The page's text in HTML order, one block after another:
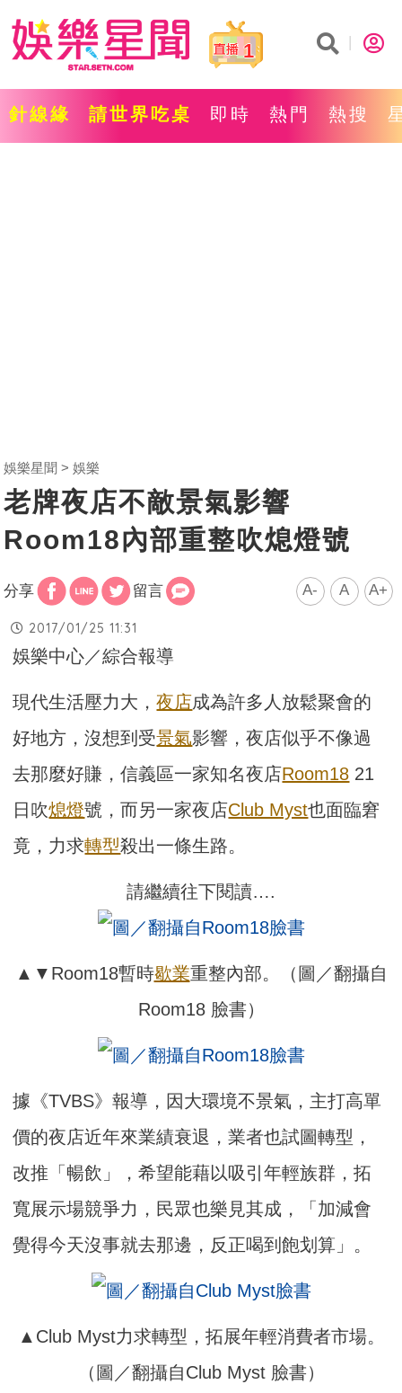
1
針線緣 請世界吃桌 即時 熱門 熱搜
娛樂星聞 娛樂
老牌夜店不敵景氣影響
Room18內部重整吹熄燈號
分享 留言 A- A A+
2017/01/25 11:31
娛樂中心／綜合報導
現代生活壓力大，夜店成為許多人放鬆聚會的
好地方，沒想到受景氣影響，夜店似乎不像過
去那麼好賺，信義區一家知名夜店Room18 21
日吹熄燈號，而另一家夜店Club Myst也面臨窘
竟，力求轉型殺出一條生路。
請繼續往下閱讀….
▲▼Room18暫時歇業重整內部。（圖／翻攝自
Room18 臉書）
據《TVBS》報導，因大環境不景氣，主打高單
價的夜店近年來業績衰退，業者也試圖轉型，
改推「暢飲」，希望能藉以吸引年輕族群，拓
寬展示場競爭力，民眾也樂見其成，「加減會
覺得今天沒事就去那邊，反正喝到飽划算」。
▲Club Myst力求轉型，拓展年輕消費者市場。
（圖／翻攝自Club Myst 臉書）